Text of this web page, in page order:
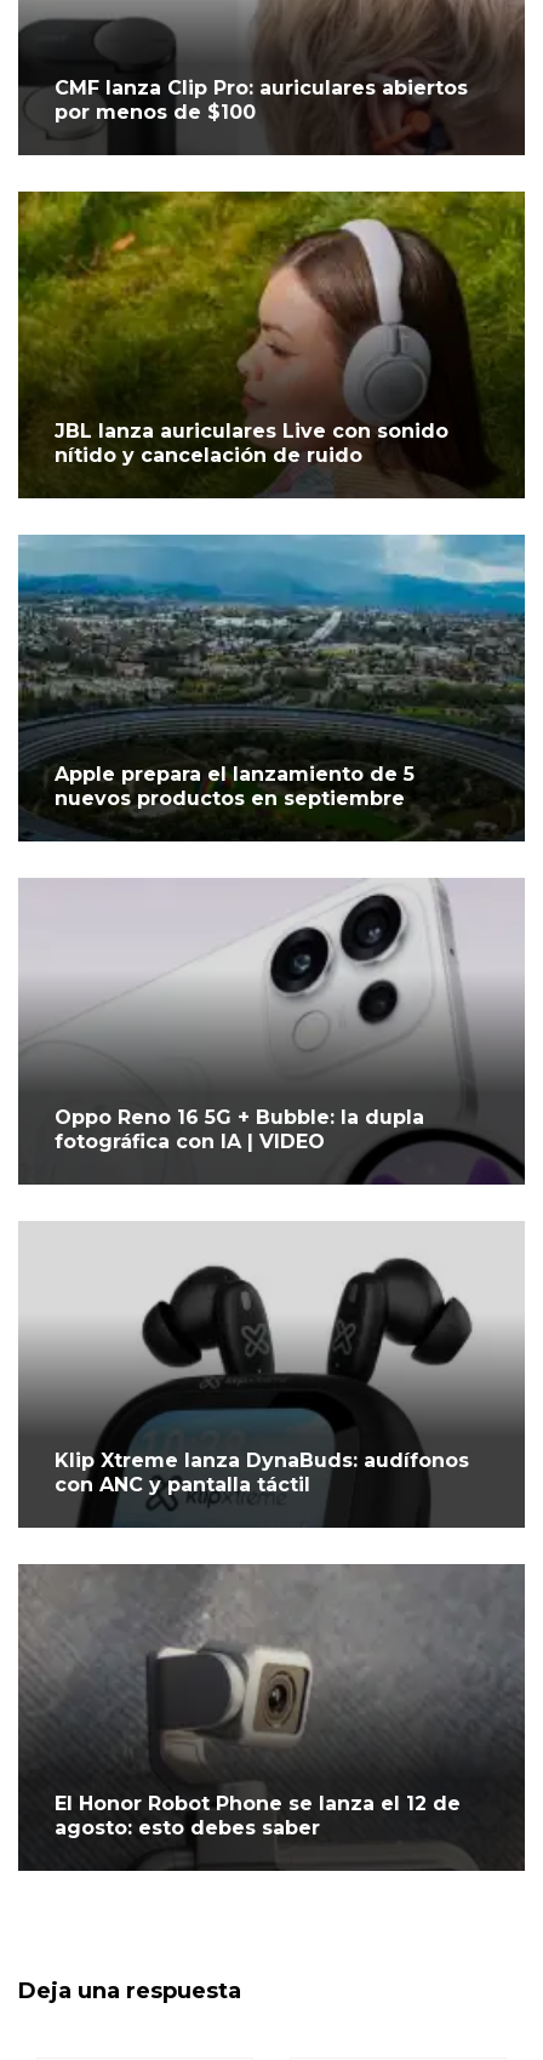
CMF lanza Clip Pro: auriculares abiertos
por menos de $100
JBL lanza auriculares Live con sonido
nítido y cancelación de ruido
Apple prepara el lanzamiento de 5
nuevos productos en septiembre
Oppo Reno 16 5G + Bubble: la dupla
fotográfica con IA | VIDEO
Klip Xtreme lanza DynaBuds: audífonos
con ANC y pantalla táctil
El Honor Robot Phone se lanza el 12 de
agosto: esto debes saber
Deja una respuesta